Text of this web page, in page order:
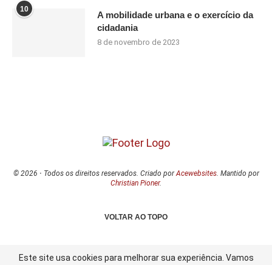
10
A mobilidade urbana e o exercício da
cidadania
8 de novembro de 2023
© 2026 · Todos os direitos reservados. Criado porAcewebsites. Mantido por
Christian Pioner.
VOLTAR AO TOPO
Este site usa cookies para melhorar sua experiência. Vamos